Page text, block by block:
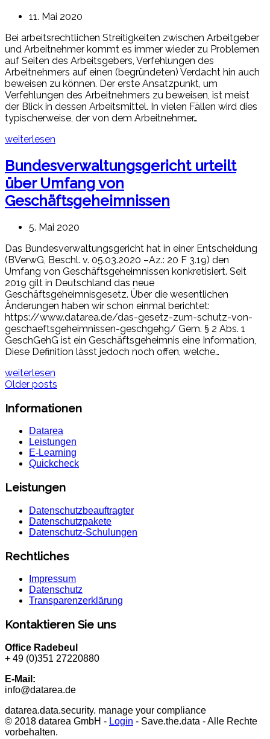
11. Mai 2020
Bei arbeitsrechtlichen Streitigkeiten zwischen Arbeitgeber
und Arbeitnehmer kommt es immer wieder zu Problemen
auf Seiten des Arbeitsgebers, Verfehlungen des
Arbeitnehmers auf einen (begründeten) Verdacht hin auch
beweisen zu können. Der erste Ansatzpunkt, um
Verfehlungen des Arbeitnehmers zu beweisen, ist meist
der Blick in dessen Arbeitsmittel. In vielen Fällen wird dies
typischerweise, der von dem Arbeitnehmer…
weiterlesen
Bundesverwaltungsgericht urteilt
über Umfang von
Geschäftsgeheimnissen
5. Mai 2020
Das Bundesverwaltungsgericht hat in einer Entscheidung
(BVerwG, Beschl. v. 05.03.2020 –Az.: 20 F 3.19) den
Umfang von Geschäftsgeheimnissen konkretisiert. Seit
2019 gilt in Deutschland das neue
Geschäftsgeheimnisgesetz. Über die wesentlichen
Änderungen haben wir schon einmal berichtet:
https://www.datarea.de/das-gesetz-zum-schutz-von-
geschaeftsgeheimnissen-geschgehg/ Gem. § 2 Abs. 1
GeschGehG ist ein Geschäftsgeheimnis eine Information,
Diese Definition lässt jedoch noch offen, welche…
weiterlesen
Older posts
Informationen
Datarea
Leistungen
E-Learning
Quickcheck
Leistungen
Datenschutzbeauftragter
Datenschutzpakete
Datenschutz-Schulungen
Rechtliches
Impressum
Datenschutz
Transparenzerklärung
Kontaktieren Sie uns
Office Radebeul
+ 49 (0)351 27220880
E-Mail:
info@datarea.de
datarea.data.security. manage your compliance
© 2018 datarea GmbH - Login - Save.the.data - Alle Rechte
vorbehalten.